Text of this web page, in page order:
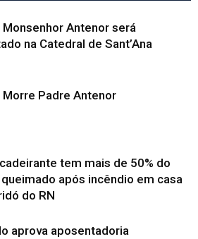
Monsenhor Antenor será
na Catedral de Sant’Ana
Morre Padre Antenor
tem mais de 50% do
após incêndio em casa
do RN
aprova aposentadoria